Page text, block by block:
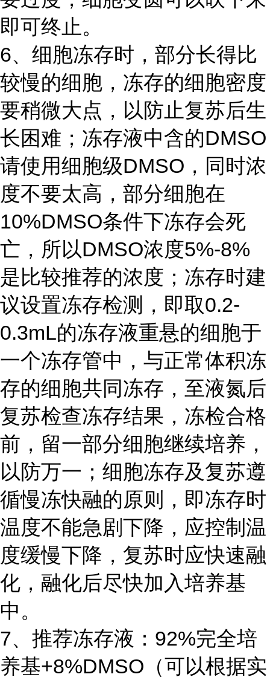
即可终止。
6、细胞冻存时，部分长得比
较慢的细胞，冻存的细胞密度
要稍微大点，以防止复苏后生
长困难；冻存液中含的DMSO
请使用细胞级DMSO，同时浓
度不要太高，部分细胞在
10%DMSO条件下冻存会死
亡，所以DMSO浓度5%-8%
是比较推荐的浓度；冻存时建
议设置冻存检测，即取0.2-
0.3mL的冻存液重悬的细胞于
一个冻存管中，与正常体积冻
存的细胞共同冻存，至液氮后
复苏检查冻存结果，冻检合格
前，留一部分细胞继续培养，
以防万一；细胞冻存及复苏遵
循慢冻快融的原则，即冻存时
温度不能急剧下降，应控制温
度缓慢下降，复苏时应快速融
化，融化后尽快加入培养基
中。
7、推荐冻存液：92%完全培
养基+8%DMSO（可以根据实